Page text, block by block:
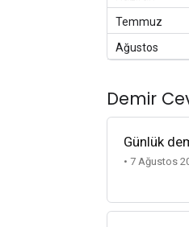
Temmuz
Ağustos
Demir
Günlük
• 7 Ağustos